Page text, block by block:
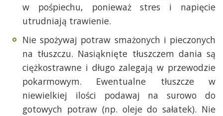
w pośpiechu, ponieważ stres i napięcie
utrudniają trawienie.
Nie spożywaj potraw smażonych i pieczonych
na tłuszczu. Nasiąknięte tłuszczem dania są
ciężkostrawne i długo zalegają w przewodzie
pokarmowym. Ewentualne tłuszcze w
niewielkiej ilości podawaj na surowo do
gotowych potraw (np. oleje do sałatek). Nie